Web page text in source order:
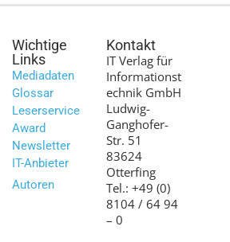
Wichtige
Links
Mediadaten
Glossar
Leserservice
Award
Newsletter
IT-Anbieter
Autoren
Kontakt
IT Verlag für
Informationst
echnik GmbH
Ludwig-
Ganghofer-
Str. 51
83624
Otterfing
Tel.: +49 (0)
8104 / 64 94
– 0